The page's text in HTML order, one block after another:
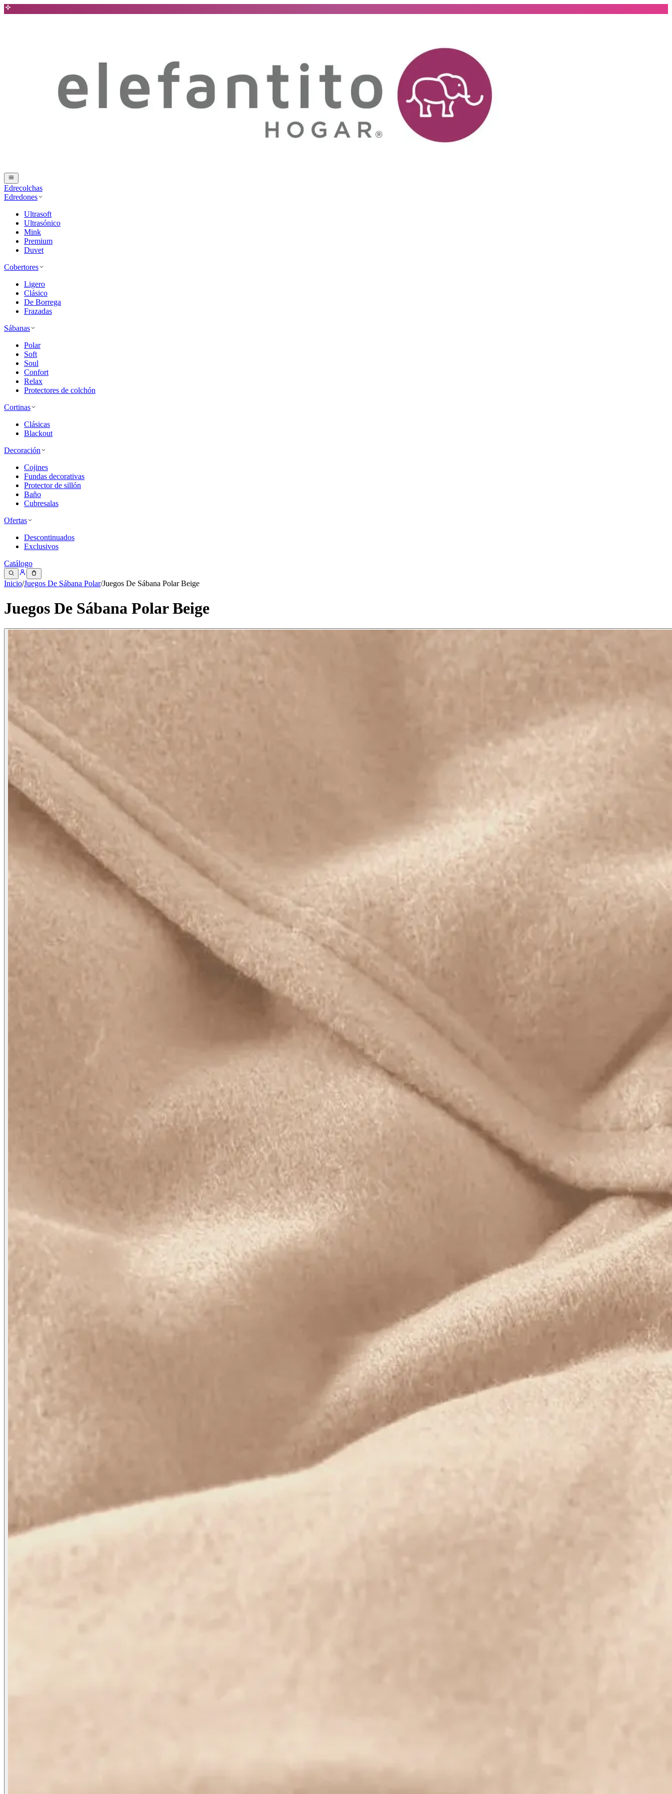
Edrecolchas
Edredones
Ultrasoft
Ultrasónico
Mink
Premium
Duvet
Cobertores
Ligero
Clásico
De Borrega
Frazadas
Sábanas
Polar
Soft
Soul
Confort
Relax
Protectores de colchón
Cortinas
Clásicas
Blackout
Decoración
Cojines
Fundas decorativas
Protector de sillón
Baño
Cubresalas
Ofertas
Descontinuados
Exclusivos
Catálogo
Inicio/Juegos De Sábana Polar/Juegos De Sábana Polar Beige
Juegos De Sábana Polar Beige